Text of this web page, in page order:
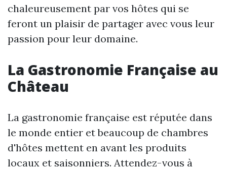
chaleureusement par vos hôtes qui se
feront un plaisir de partager avec vous leur
passion pour leur domaine.
La Gastronomie Française au
Château
La gastronomie française est réputée dans
le monde entier et beaucoup de chambres
d'hôtes mettent en avant les produits
locaux et saisonniers. Attendez-vous à